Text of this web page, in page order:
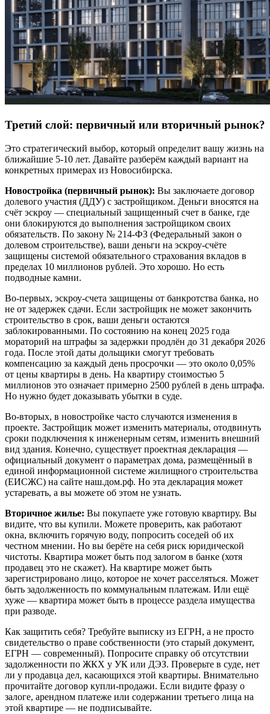
Третий слой: первичный или вторичный рынок?
Это стратегический выбор, который определит вашу жизнь на
ближайшие 5-10 лет. Давайте разберём каждый вариант на
конкретных примерах из Новосибирска.
Новостройка (первичный рынок): Вы заключаете договор
долевого участия (ДДУ) с застройщиком. Деньги вносятся на
счёт эскроу — специальный защищенный счет в банке, где
они блокируются до выполнения застройщиком своих
обязательств. По закону № 214-ФЗ (Федеральный закон о
долевом строительстве), ваши деньги на эскроу-счёте
защищены системой обязательного страхования вкладов в
пределах 10 миллионов рублей. Это хорошо. Но есть
подводные камни.
Во-первых, эскроу-счета защищены от банкротства банка, но
не от задержек сдачи. Если застройщик не может закончить
строительство в срок, ваши деньги остаются
заблокированными. По состоянию на конец 2025 года
мораторий на штрафы за задержки продлён до 31 декабря 2026
года. После этой даты дольщики смогут требовать
компенсацию за каждый день просрочки — это около 0,05%
от цены квартиры в день. На квартиру стоимостью 5
миллионов это означает примерно 2500 рублей в день штрафа.
Но нужно будет доказывать убытки в суде.
Во-вторых, в новостройке часто случаются изменения в
проекте. Застройщик может изменить материалы, отодвинуть
сроки подключения к инженерным сетям, изменить внешний
вид здания. Конечно, существует проектная декларация —
официальный документ о параметрах дома, размещённый в
единой информационной системе жилищного строительства
(ЕИСЖС) на сайте наш.дом.рф. Но эта декларация может
устаревать, а вы можете об этом не узнать.
Вторичное жилье: Вы покупаете уже готовую квартиру. Вы
видите, что вы купили. Можете проверить, как работают
окна, включить горячую воду, попросить соседей об их
честном мнении. Но вы берёте на себя риск юридической
чистоты. Квартира может быть под залогом в банке (хотя
продавец это не скажет). На квартире может быть
зарегистрировано лицо, которое не хочет расселяться. Может
быть задолженность по коммунальным платежам. Или ещё
хуже — квартира может быть в процессе раздела имущества
при разводе.
Как защитить себя? Требуйте выписку из ЕГРН, а не просто
свидетельство о праве собственности (это старый документ,
ЕГРН — современный). Попросите справку об отсутствии
задолженности по ЖКХ у УК или ДЭЗ. Проверьте в суде, нет
ли у продавца дел, касающихся этой квартиры. Внимательно
прочитайте договор купли-продажи. Если видите фразу о
залоге, арендном платеже или содержании третьего лица на
этой квартире — не подписывайте.